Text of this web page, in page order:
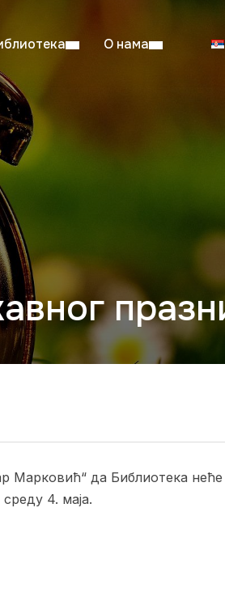
О нама
Марковић“ да Библиотека неће
4. маја.
29. августа